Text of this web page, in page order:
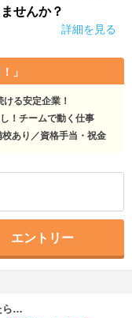
せんか？
詳細を見る
」
る安定企業！
！チームで動く仕事
校あり／資格手当・祝金
エントリー
ら…